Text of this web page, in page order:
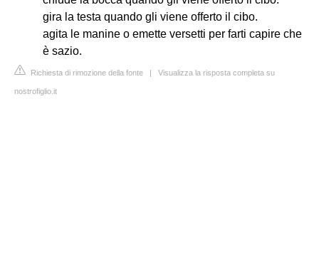
gira la testa quando gli viene offerto il cibo.
agita le manine o emette versetti per farti capire che
è sazio.
Richiesta di rimozione della fonte | Visualizza la risposta completa su
nostrofiglio.it